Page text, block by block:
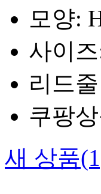
모양:
사이
리드
쿠팡
새 상품